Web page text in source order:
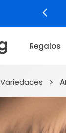
Regalos
Variedades